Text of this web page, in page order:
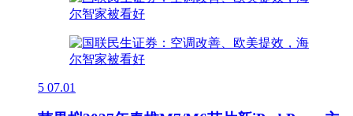
5 07.01